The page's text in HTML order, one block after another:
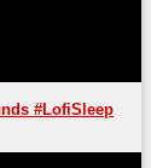
#LofiSleep